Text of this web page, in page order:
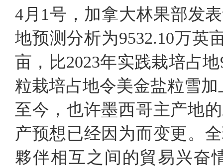
4月1号，加拿大林果部发
地预测分析为9532.10万英
亩，比2023年实践栽培占
粒栽培占地令美金盐粒雪
至今，也许墨西哥主产地
产预想已经因为而变更。
夥伴相互之间的貿易兴奋